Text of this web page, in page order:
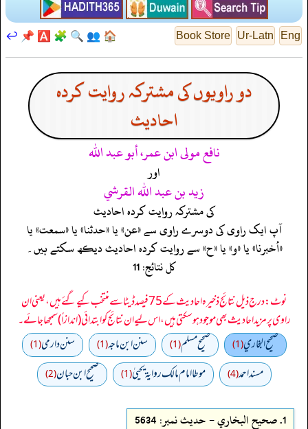
Eng
Ur-Latn
Book Store
🏠
👥
🔍
🧩
🅰️
📌
↩️
دو راویوں کی مشترکہ روایت کردہ
احادیث
نافع مولى ابن عمر، أبو عبد الله
اور
زيد بن عبد الله القرشي
کی مشترکہ روایت کردہ احادیث
آپ ایک راوی کی دوسرے راوی سے «عن» یا «حدثنا» یا «سمعت» یا
«أخبرنا» یا «و» یا «ح» سے روایت کردہ احادیث دیکھ سکتے ہیں۔
کل نتائج: 11
نوٹ: درج ذیل نتائج ذخیرہ احادیث کے 75 فیصد ڈیٹا سے منتخب کیے گئے ہیں، یعنی ان
راوی پر مزید احادیث بھی موجود ہو سکتی ہیں، اس لیے ان نتائج کو ابتدائی (اندازاً) سمجھا جائے۔
صحيح البخاري(1) صحيح مسلم(1) سنن ابن ماجه(1) سنن دارمي(1)
مسند احمد(4) موطا امام مالك رواية يحييٰ(1) صحیح ابن حبان(2)
1. صحيح البخاري - حدیث نمبر: 5634